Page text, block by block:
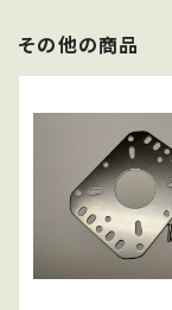
その他の商品